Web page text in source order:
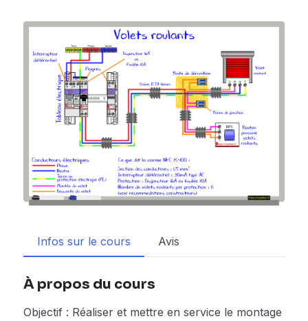
Infos sur le cours Avis
À propos du cours
Objectif : Réaliser et mettre en service le montage